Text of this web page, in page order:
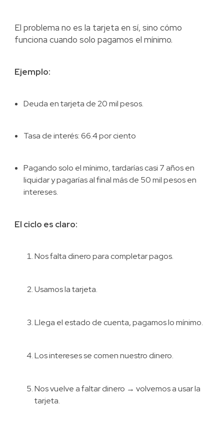
El problema no es la tarjeta en sí, sino cómo
funciona cuando solo pagamos el mínimo.
Ejemplo:
Deuda en tarjeta de 20 mil pesos.
Tasa de interés: 66.4 por ciento
Pagando solo el mínimo, tardarías casi 7 años en
liquidar y pagarías al final más de 50 mil pesos en
intereses.
El ciclo es claro:
Nos falta dinero para completar pagos.
Usamos la tarjeta.
Llega el estado de cuenta, pagamos lo mínimo.
Los intereses se comen nuestro dinero.
Nos vuelve a faltar dinero → volvemos a usar la
tarjeta.